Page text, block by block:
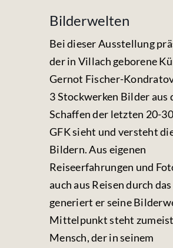
Bilderwelten
Bei dieser Ausstellung
der in Villach geborene
Gernot Fischer-
3 Stockwerken Bilder aus
Schaffen der letzten 20-
GFK sieht und versteht
Bildern. Aus eigenen
Reiseerfahrungen und
auch aus Reisen durch
generiert er seine
Mittelpunkt steht
Mensch, der in seinem